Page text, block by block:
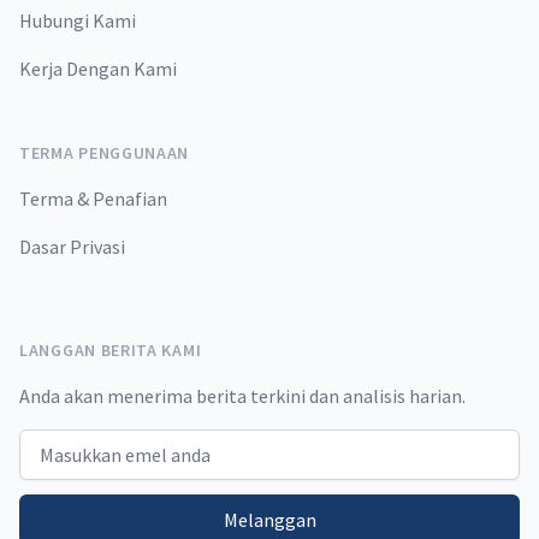
Hubungi Kami
Kerja Dengan Kami
TERMA PENGGUNAAN
Terma & Penafian
Dasar Privasi
LANGGAN BERITA KAMI
Anda akan menerima berita terkini dan analisis harian.
Email address
Melanggan